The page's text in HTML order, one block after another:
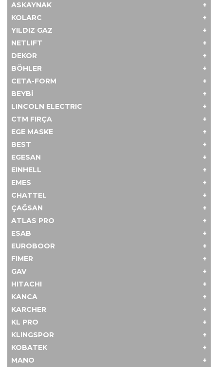
ASKAYNAK
KOLARC
YILDIZ GAZ
NETLIFT
DEKOR
BÖHLER
CETA-FORM
BEYBİ
LINCOLN ELECTRIC
CTM FIRÇA
EGE MASKE
BEST
EGESAN
EINHELL
EMES
CHATTEL
ÇAĞSAN
ATLAS PRO
ESAB
EUROBOOR
FIMER
GAV
HITACHI
KANCA
KARCHER
KL PRO
KLINGSPOR
KOBATEK
MANO